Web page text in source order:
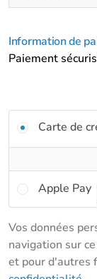
Information de
Paiement
Carte de
Apple Pay
Vos données
navigation sur
et pour d'autres